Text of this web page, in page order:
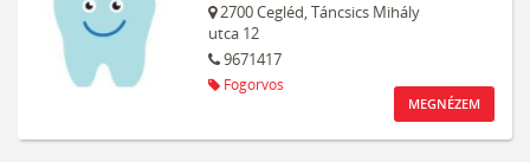
2700Cegléd,Táncsics Mihály
utca 12
9671417
Fogorvos
MEGNÉZEM